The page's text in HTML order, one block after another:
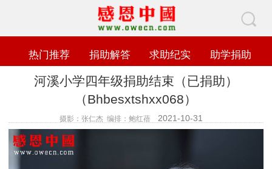
热门推荐 捐助解答 求助纪实 助学捐助
河溪小学四年级捐助结束（已捐助）
（Bhbesxtshxx068）
摄影：张仁杰 编排：鲍红蓓 2021-10-31
查看数